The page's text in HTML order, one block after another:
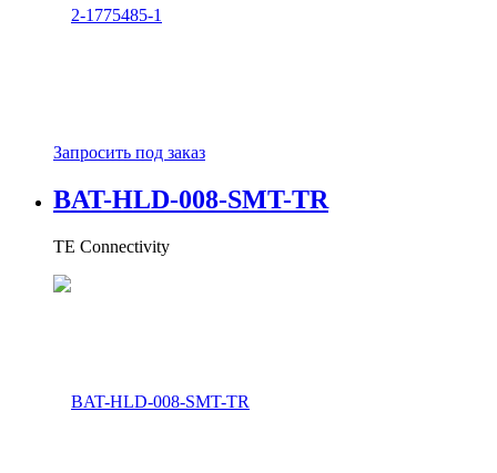
Запросить под заказ
BAT-HLD-008-SMT-TR
TE Connectivity